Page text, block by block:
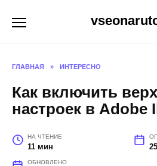
ГЛАВНАЯ » ИНТЕРЕСНО
Как включить
настроек в Adobe
НА ЧТЕНИЕ
11 мин
ОБНОВЛЕНО